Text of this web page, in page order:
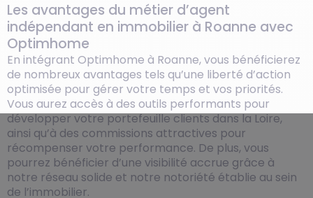
Les avantages du métier d’agent
indépendant en immobilier à Roanne avec
Optimhome
En intégrant Optimhome à Roanne, vous bénéficierez
de nombreux avantages tels qu’une liberté d’action
optimisée pour gérer votre temps et vos priorités.
Vous aurez accès à des outils performants pour
développer votre portefeuille clients dans la Loire,
ainsi qu’à des commissions attractives pour
récompenser votre performance. De plus, vous
pourrez bénéficier d’une visibilité accrue grâce à
notre réseau solide et notre notoriété établie au sein
de l’immobilier.